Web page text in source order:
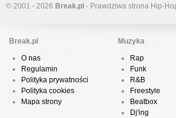
© 2001 - 2026 Break.pl - Prawdziwa strona Hip-
Break.pl
O nas
Regulamin
Polityka prywatności
Polityka cookies
Mapa strony
Muzyka
Rap
Funk
R&B
Freestyle
Beatbox
Dj'ing